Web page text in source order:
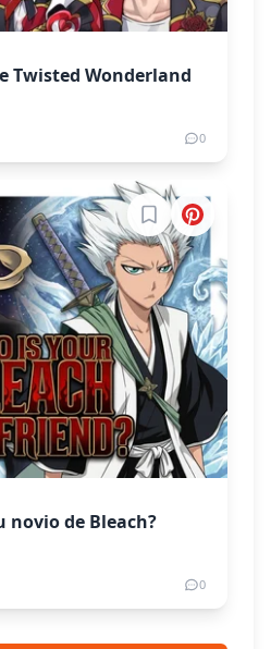
Twisted Wonderland
0
Inicia sesión
novio de Bleach?
0